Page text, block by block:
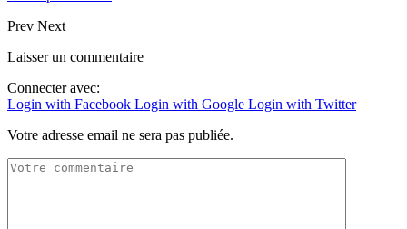
Prev Next
Laisser un commentaire
Connecter avec:
Login with Facebook Login with Google Login with Twitter
Votre adresse email ne sera pas publiée.